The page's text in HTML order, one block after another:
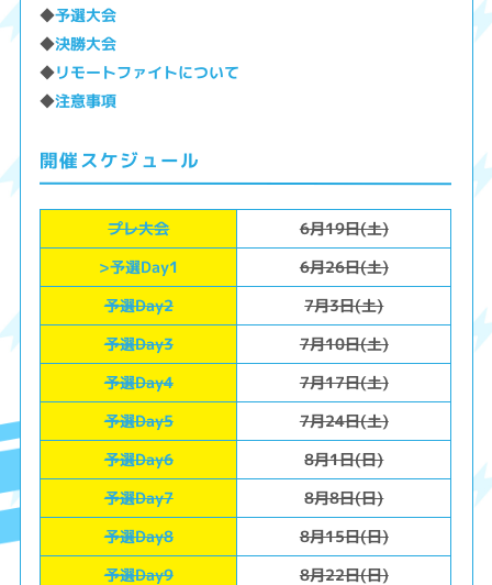
◆予選大会
◆決勝大会
◆リモートファイトについて
◆注意事項
開催スケジュール
プレ大会
6月19日(土)
>予選Day1
6月26日(土)
予選Day2
7月3日(土)
予選Day3
7月10日(土)
予選Day4
7月17日(土)
予選Day5
7月24日(土)
予選Day6
8月1日(日)
予選Day7
8月8日(日)
予選Day8
8月15日(日)
予選Day9
8月22日(日)